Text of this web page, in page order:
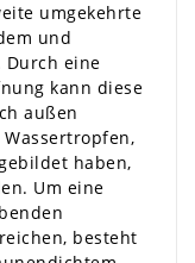
umgekehrte
und
Durch eine
kann diese
außen
haben,
Um eine
besteht